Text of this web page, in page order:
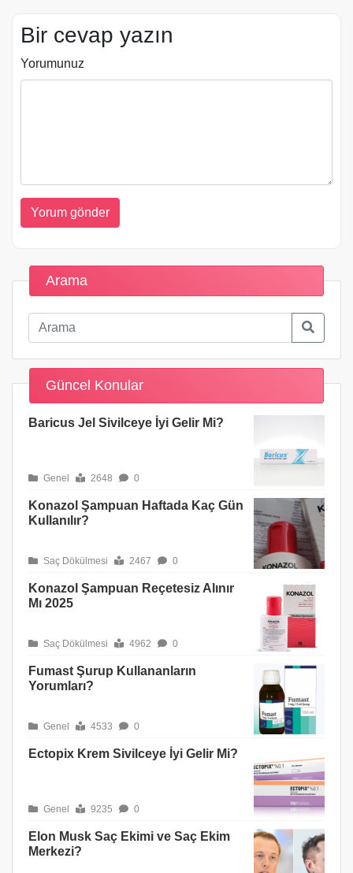
Bir cevap yazın
Yorumunuz
Arama
Güncel Konular
Baricus Jel Sivilceye İyi Gelir Mi?
Genel 2648 0
Konazol Şampuan Haftada Kaç Gün
Kullanılır?
Saç Dökülmesi 2467 0
Konazol Şampuan Reçetesiz Alınır
Mı 2025
Saç Dökülmesi 4962 0
Fumast Şurup Kullananların
Yorumları?
Genel 4533 0
Ectopix Krem Sivilceye İyi Gelir Mi?
Genel 9235 0
Elon Musk Saç Ekimi ve Saç Ekim
Merkezi?